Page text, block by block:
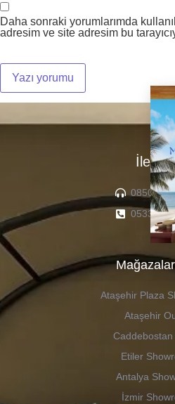
Daha sonraki yorumlarımda
adresim ve site adresim bu
0850
0533 336
Ataşehir Plaza
Ataşehir
Caddebostan
Etiler
Antalya
İzmir